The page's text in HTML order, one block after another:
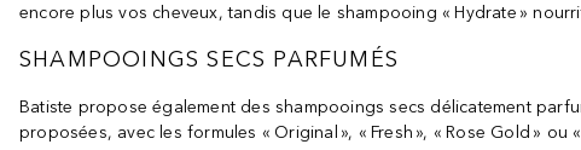
encore plus vos cheveux, tandis que le shampooing « Hydrate »
SHAMPOOINGS SECS PARFUMÉS
Batiste propose également des shampooings secs délicatement
proposées, avec les formules « Original », « Fresh », « Rose Gold » ou «